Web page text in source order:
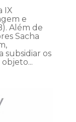
IX
e
Além de
Sacha
subsidiar os